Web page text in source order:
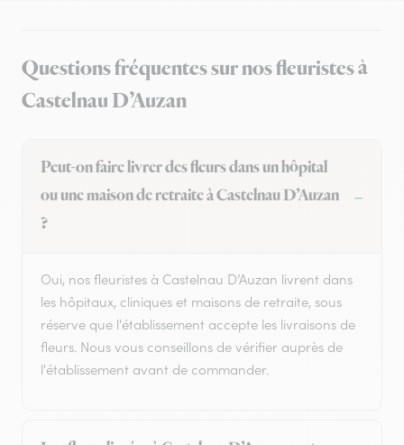
Questions fréquentes sur nos fleuristes à
Castelnau D’Auzan
Peut-on faire livrer des fleurs dans un hôpital
ou une maison de retraite à Castelnau D’Auzan
?
Oui, nos fleuristes à Castelnau D’Auzan livrent dans
les hôpitaux, cliniques et maisons de retraite, sous
réserve que l'établissement accepte les livraisons de
fleurs. Nous vous conseillons de vérifier auprès de
l'établissement avant de commander.